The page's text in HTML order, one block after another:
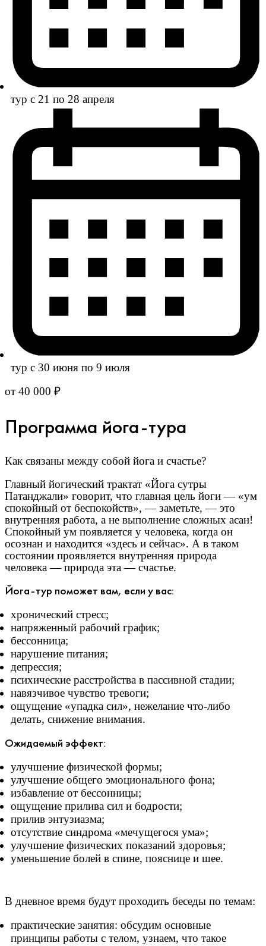
тур с 21 по 28 апреля
тур с 30 июня по 9 июля
от 40 000 ₽
Программа йога-тура
Как связаны между собой йога и счастье?
Главный йогический трактат «Йога сутры
Патанджали» говорит, что главная цель йоги — «ум
спокойный от беспокойств», — заметьте, — это
внутренняя работа, а не выполнение сложных асан!
Спокойный ум появляется у человека, когда он
осознан и находится «здесь и сейчас». А в таком
состоянии проявляется внутренняя природа
человека — природа эта — счастье.
Йога-тур поможет вам, если у вас:
хронический стресс;
напряженный рабочий график;
бессонница;
нарушение питания;
депрессия;
психические расстройства в пассивной стадии;
навязчивое чувство тревоги;
ощущение «упадка сил», нежелание что-либо
делать, снижение внимания.
Ожидаемый эффект:
улучшение физической формы;
улучшение общего эмоционального фона;
избавление от бессонницы;
ощущение прилива сил и бодрости;
прилив энтузиазма;
отсутствие синдрома «мечущегося ума»;
улучшение физических показаний здоровья;
уменьшение болей в спине, пояснице и шее.
В дневное время будут проходить беседы по темам:
практические занятия: обсудим основные
принципы работы с телом, узнаем, что такое